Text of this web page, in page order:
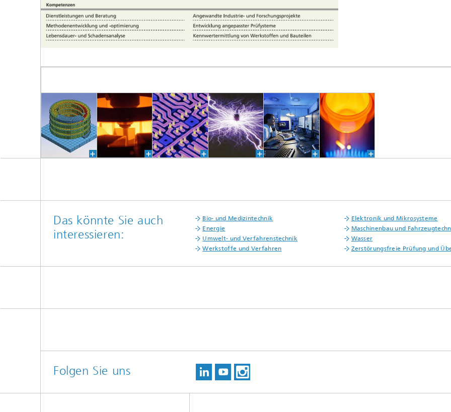
Das könnte Sie auch
interessieren:
Bio- und Medizintechnik
Elektronik und Mikrosysteme
Energie
Maschinenbau und
Umwelt- und Verfahrenstechnik
Wasser
Werkstoffe und Verfahren
Zerstörungsfreie Prüfung und
Folgen Sie uns